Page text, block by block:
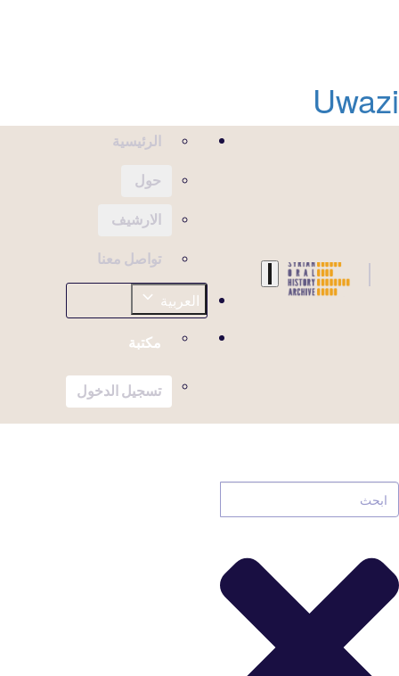
Uwazi
الرئيسية
حول
الارشيف
تواصل معنا
العربية
مكتبة
تسجيل الدخول